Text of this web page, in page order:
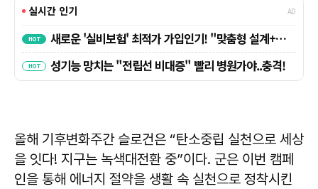
올해 기후변화주간 슬로건은 “탄소중립 실천으로 세상
을 잇다! 지구는 녹색대전환 중”이다. 군은 이번 캠페
인을 통해 에너지 절약을 생활 속 실천으로 정착시킨